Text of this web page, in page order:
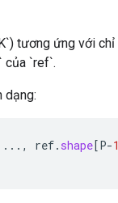
tương ứng với
của `ref`.
dạng:
..., ref. shape[P-